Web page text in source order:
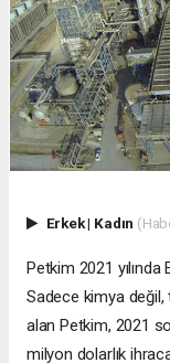
Erkek| Kadın
Petkim 2021
Sadece kimya değil,
alan Petkim, 2021
milyon dolarlık